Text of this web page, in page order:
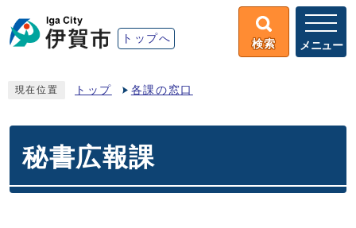
トップへ 検索 メニュー
現在位置 トップ 各課の窓口
秘書広報課